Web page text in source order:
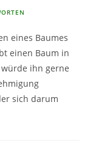
eines Baumes
einen Baum in
ihn gerne
sich darum